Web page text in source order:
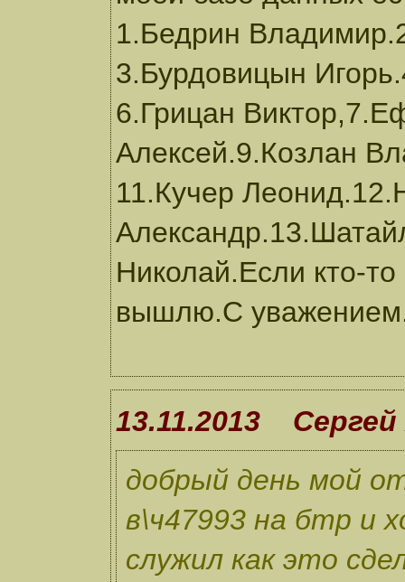
1.Бедрин
3.Бурдовицын
6.Грицан
Алексей.9.Козлан
11.Кучер
Николай.Если кто-
вышлю.С
13.11.2013
добрый день мой
в\ч47993 на бтр и
служил как это